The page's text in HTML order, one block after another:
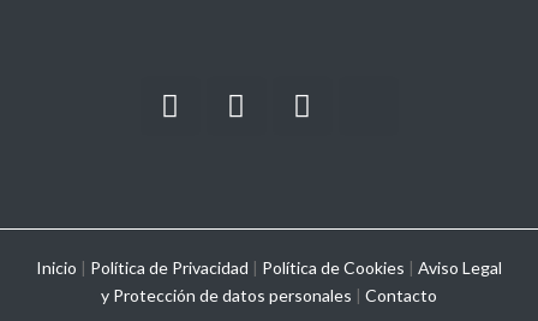
Inicio | Política de Privacidad | Política de Cookies | Aviso Legal
y Protección de datos personales | Contacto